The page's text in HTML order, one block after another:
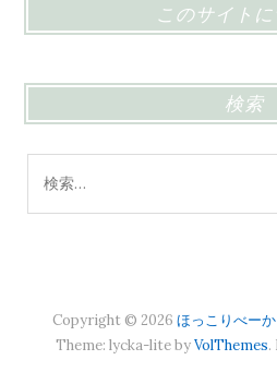
このサイト
検索
Copyright © 2026 ほっこりべー
Theme: lycka-lite byVolThemes.